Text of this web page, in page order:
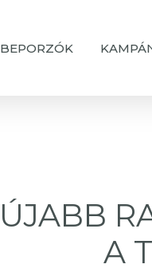
BEPORZÓK
ÚJABB
A